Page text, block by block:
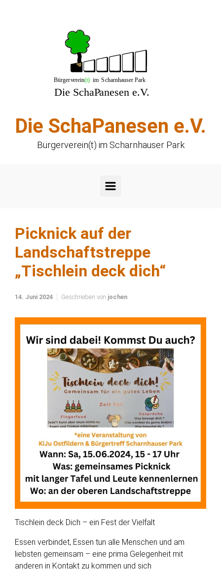
Die SchaPanesen e.V.
Bürgerverein(t) im Scharnhauser Park
Picknick auf der
Landschaftstreppe
„Tischlein deck dich“
14. Juni 2024 Geschrieben von jochen
Tischlein deck Dich – ein Fest der Vielfalt
Essen verbindet, Essen tun alle Menschen und am
liebsten gemeinsam – eine prima Gelegenheit mit
anderen in Kontakt zu kommen und sich